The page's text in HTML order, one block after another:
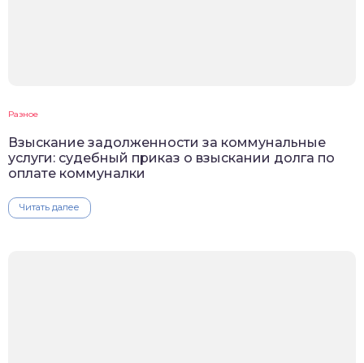
Разное
Взыскание задолженности за коммунальные
услуги: судебный приказ о взыскании долга по
оплате коммуналки
Читать далее